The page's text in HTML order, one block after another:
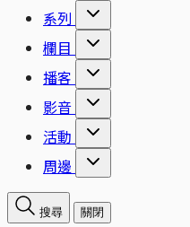
系列
欄目
播客
影音
活動
周邊
搜尋 關閉